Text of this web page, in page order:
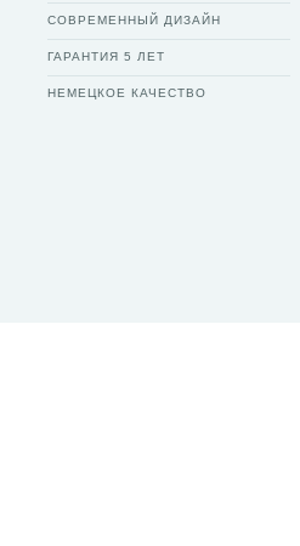
СОВРЕМЕННЫЙ ДИЗАЙН
ГАРАНТИЯ 5 ЛЕТ
НЕМЕЦКОЕ КАЧЕСТВО